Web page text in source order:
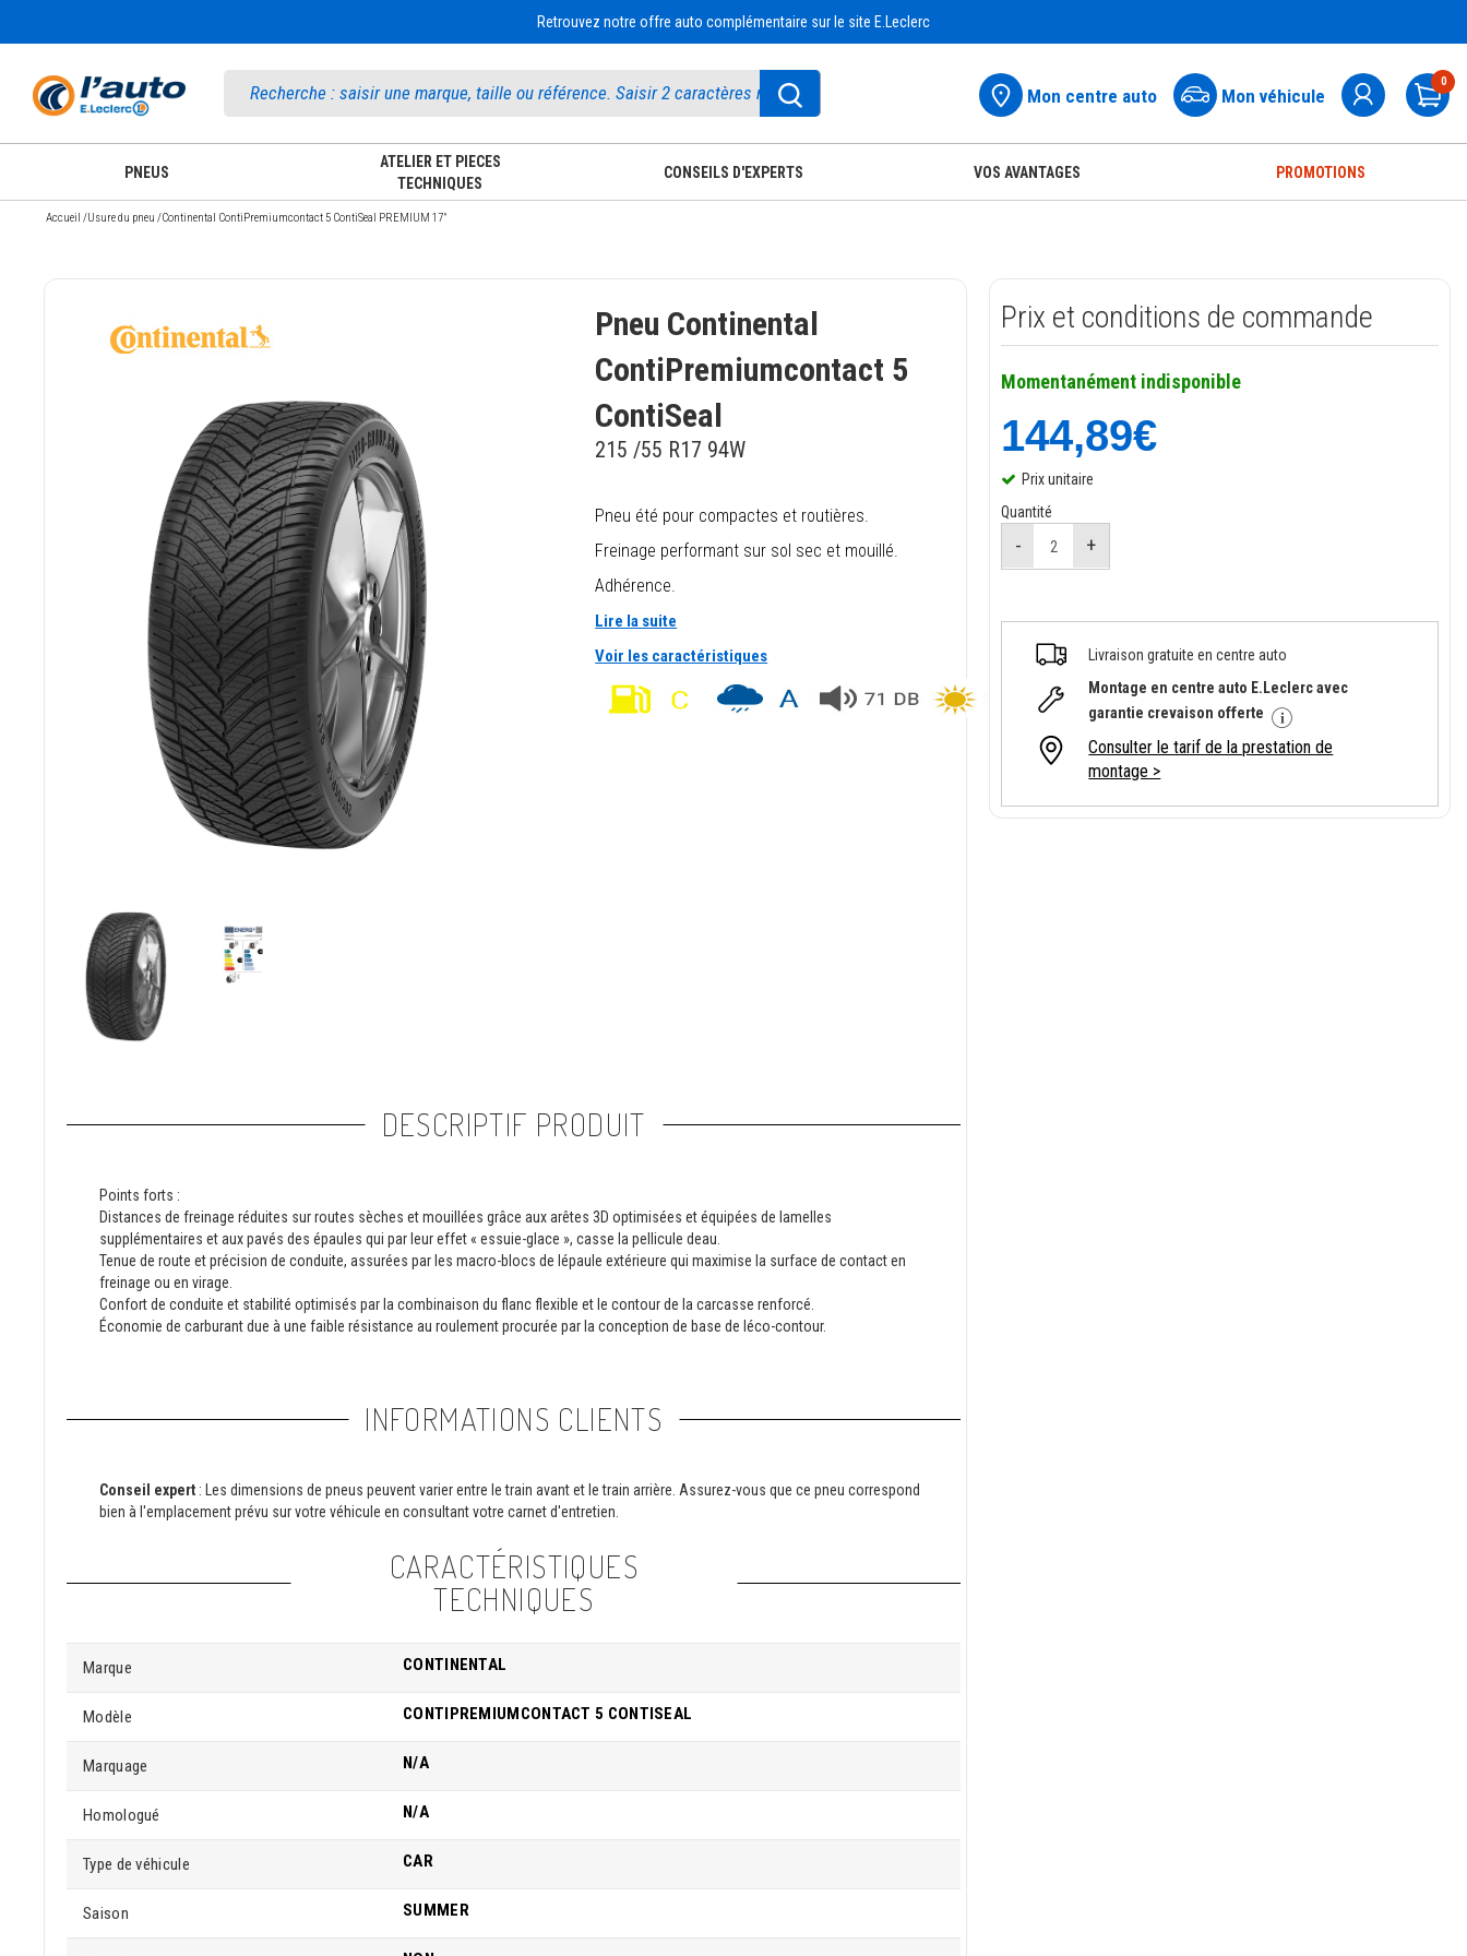
Retrouvez notre offre auto complémentaire sur le site E.Leclerc
Mon centre auto Mon véhicule
0
PNEUS
ATELIER ET PIECES
TECHNIQUES
CONSEILS D'EXPERTS VOS AVANTAGES PROMOTIONS
Accueil /Usure du pneu /Continental ContiPremiumcontact 5 ContiSeal PREMIUM 17"
Pneu Continental
ContiPremiumcontact 5
ContiSeal
215 /55 R17 94W
Pneu été pour compactes et routières.
Freinage performant sur sol sec et mouillé.
Adhérence.
Lire la suite
Voir les caractéristiques
DESCRIPTIF PRODUIT
Points forts :
Distances de freinage réduites sur routes sèches et mouillées grâce aux arêtes 3D optimisées et équipées de lamelles
supplémentaires et aux pavés des épaules qui par leur effet « essuie-glace », casse la pellicule deau.
Tenue de route et précision de conduite, assurées par les macro-blocs de lépaule extérieure qui maximise la surface de contact en
freinage ou en virage.
Confort de conduite et stabilité optimisés par la combinaison du flanc flexible et le contour de la carcasse renforcé.
Économie de carburant due à une faible résistance au roulement procurée par la conception de base de léco-contour.
INFORMATIONS CLIENTS
Conseil expert : Les dimensions de pneus peuvent varier entre le train avant et le train arrière. Assurez-vous que ce pneu correspond
bien à l'emplacement prévu sur votre véhicule en consultant votre carnet d'entretien.
CARACTÉRISTIQUES
TECHNIQUES
Marque CONTINENTAL
Modèle CONTIPREMIUMCONTACT 5 CONTISEAL
Marquage N/A
Homologué N/A
Type de véhicule CAR
Saison SUMMER
Prix et conditions de commande
Momentanément indisponible
144,89€
Prix unitaire
Quantité
Livraison gratuite en centre auto
Montage en centre auto E.Leclerc avec
garantie crevaison offerte
Consulter le tarif de la prestation de
montage >